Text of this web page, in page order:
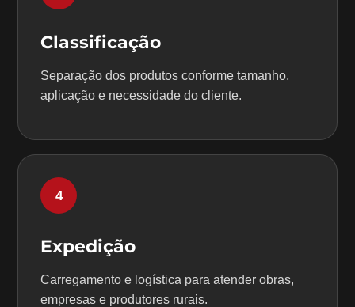
Classificação
Separação dos produtos conforme tamanho,
aplicação e necessidade do cliente.
4
Expedição
Carregamento e logística para atender obras,
empresas e produtores rurais.